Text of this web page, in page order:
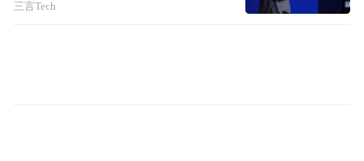
更环保”开辟了黄金万足金市场的一片天，引
三言Tech